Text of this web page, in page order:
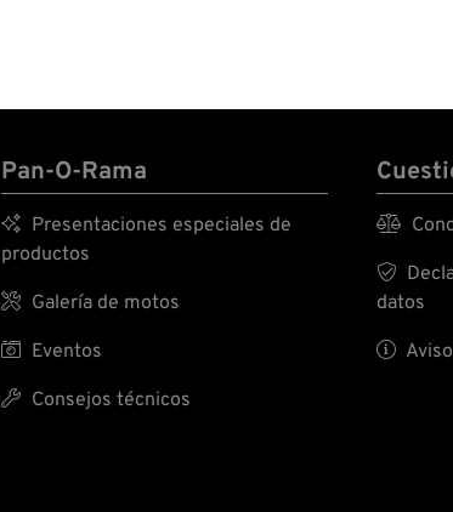
Pan-O-Rama

Presentaciones especiales de
productos
 Galería de motos
 Eventos
 Consejos técnicos


datos
